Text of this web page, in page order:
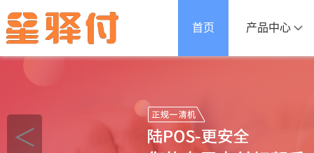
首页 产品中心
＜